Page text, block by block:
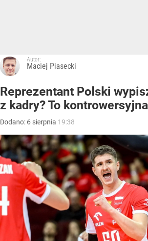
Autor:
Maciej Piasecki
Reprezentant Polski
z kadry? To
Dodano: 6 sierpnia 19:38